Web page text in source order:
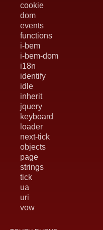
cookie
dom
events
functions
i-bem
i-bem-dom
i18n
identify
idle
inherit
jquery
keyboard
loader
next-tick
objects
page
strings
tick
ua
uri
vow